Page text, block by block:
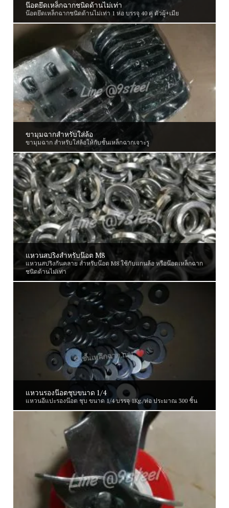
น๊อตยึดเหล็กฉากชนิดด้านไม่เท่า
น๊อตยึดเหล็กฉากชนิดด้านไม่เท่า 1 ห่อ บรรจุ 40 คู่ ตัวผู้+เมีย
ขามุมฉากสำหรับใส่ล้อ
ขามุมฉาก สำหรับใส่ล้อให้กับชั้นเหล็กฉากเจาะรู
แหวนสปริงสำหรับน๊อต M8
แหวนสปริงกันคลาย สำหรับน๊อต M8 ใช้กับแกนล้อ หรือน๊อตเหล็กฉาก
ชนิดด้านไม่เท่า
แหวนรองน๊อตชุบขนาด 1/4
แหวนอีแปะรองน๊อต ชุบ ขนาด 1/4 บรรจุ 1Kg./ห่อ ประมาณ 300 ชิ้น